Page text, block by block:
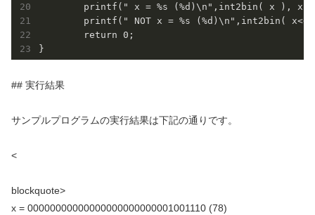
## 実行結果
サンプルプログラムの実行結果は下記の通りです。
<
blockquote>
x = 00000000000000000000000001001110 (78)